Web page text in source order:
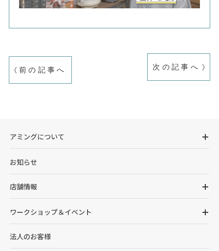
前の記事へ 次の記事へ
アミングについて
お知らせ
店舗情報
ワークショップ＆イベント
法人のお客様